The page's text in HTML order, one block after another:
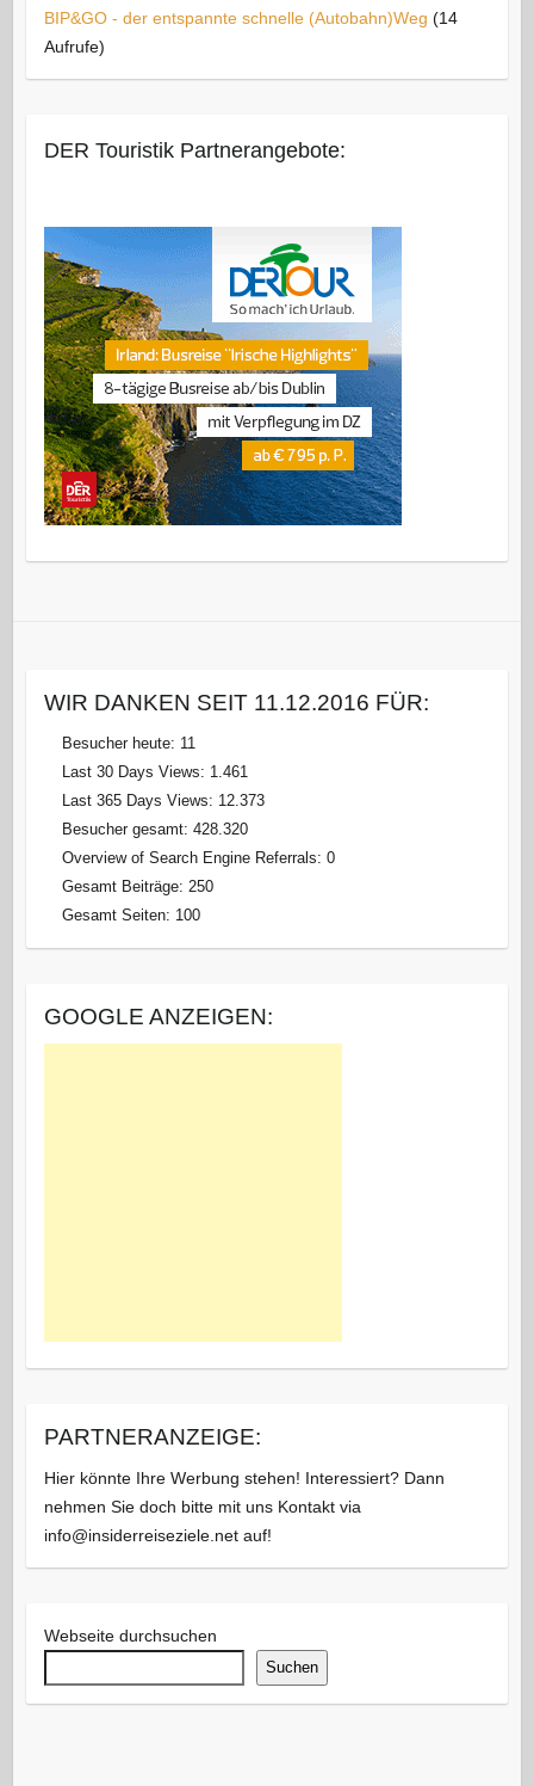
BIP&GO - der entspannte schnelle (Autobahn)Weg (14
Aufrufe)
DER Touristik Partnerangebote:
WIR DANKEN SEIT 11.12.2016 FÜR:
Besucher heute: 11
Last 30 Days Views: 1.461
Last 365 Days Views: 12.373
Besucher gesamt: 428.320
Overview of Search Engine Referrals: 0
Gesamt Beiträge: 250
Gesamt Seiten: 100
GOOGLE ANZEIGEN:
PARTNERANZEIGE:
Hier könnte Ihre Werbung stehen! Interessiert? Dann
nehmen Sie doch bitte mit uns Kontakt via
info@insiderreiseziele.net auf!
Webseite durchsuchen
Suchen